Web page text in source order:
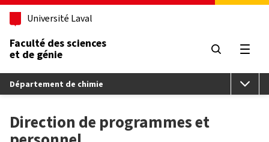
Aller au contenu principal
Université Laval
Faculté des sciences
et de génie
Département de chimie
Direction de programmes et